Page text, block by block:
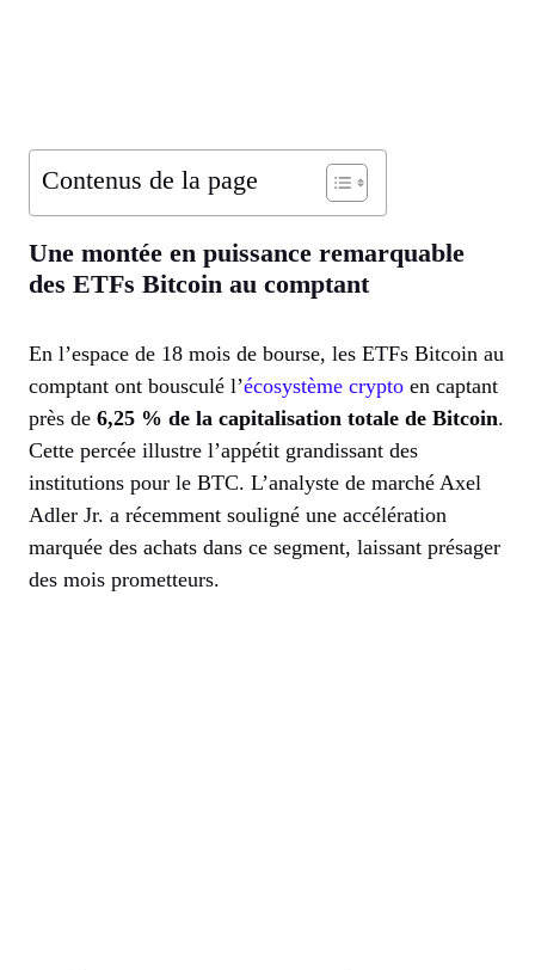
Contenus de la page
Une montée en puissance remarquable
des ETFs Bitcoin au comptant
En l’espace de 18 mois de bourse, les ETFs Bitcoin au
comptant ont bousculé l’écosystème crypto en captant
près de 6,25 % de la capitalisation totale de Bitcoin.
Cette percée illustre l’appétit grandissant des
institutions pour le BTC. L’analyste de marché Axel
Adler Jr. a récemment souligné une accélération
marquée des achats dans ce segment, laissant présager
des mois prometteurs.